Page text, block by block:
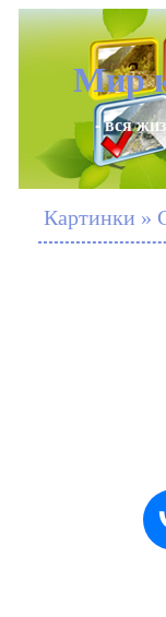
Мир
- вся
Картинки »